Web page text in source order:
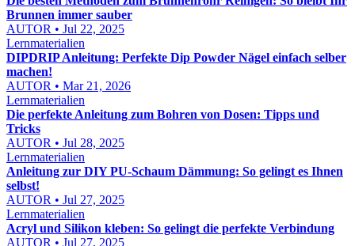
Brunnen immer sauber
AUTOR • Jul 22, 2025
Lernmaterialien
DIPDRIP Anleitung: Perfekte Dip Powder Nägel einfach selber
machen!
AUTOR • Mar 21, 2026
Lernmaterialien
Die perfekte Anleitung zum Bohren von Dosen: Tipps und
Tricks
AUTOR • Jul 28, 2025
Lernmaterialien
Anleitung zur DIY PU-Schaum Dämmung: So gelingt es Ihnen
selbst!
AUTOR • Jul 27, 2025
Lernmaterialien
Acryl und Silikon kleben: So gelingt die perfekte Verbindung
AUTOR • Jul 27, 2025